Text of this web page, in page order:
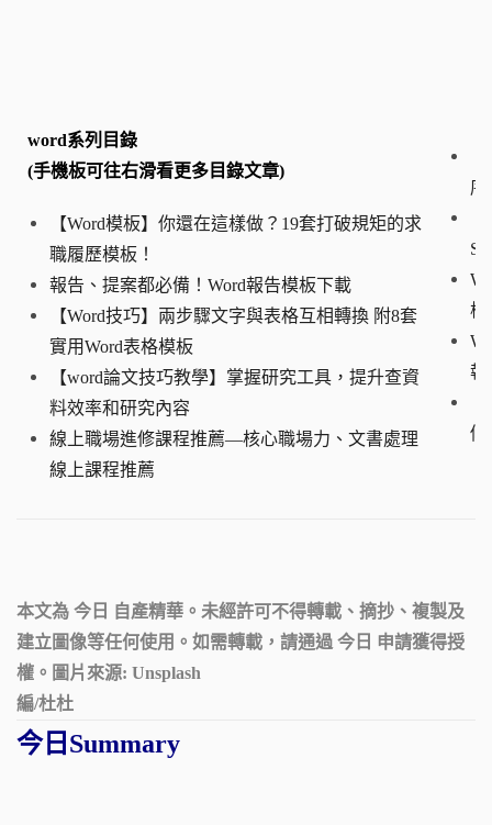
word系列目錄
(手機板可往右滑看更多目錄文章)
【Word模板】你還在這樣做？19套打破規矩的求
職履歷模板！
報告、提案都必備！Word報告模板下載
【Word技巧】兩步驟文字與表格互相轉換 附8套
實用Word表格模板
【word論文技巧教學】掌握研究工具，提升查資
料效率和研究內容
線上職場進修課程推薦—核心職場力、文書處理
線上課程推薦
序
檔
報
修
本文為 今日 自產精華。未經許可不得轉載、摘抄、複製及
建立圖像等任何使用。如需轉載，請通過 今日 申請獲得授
權。圖片來源: Unsplash
編/杜杜
今日Summary